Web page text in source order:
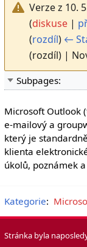
Verze z 10.
(diskuse|
(rozdíl) ←
(rozdíl) |
Subpages:
Microsoft Outlook
e-mailový a
který je
klienta
úkolů, poznámek
Kategorie:
Stránka byla